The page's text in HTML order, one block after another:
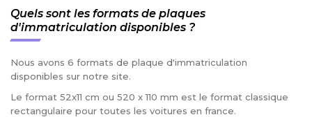
Quels sont les formats de plaques
d'immatriculation disponibles ?
Nous avons 6 formats de plaque d'immatriculation
disponibles sur notre site.
Le format 52x11 cm ou 520 x 110 mm est le format classique
rectangulaire pour toutes les voitures en france.